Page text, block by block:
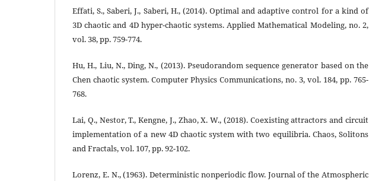
Effati, S., Saberi, J., Saberi, H., (2014). Optimal and adaptive control for a kind of
3D chaotic and 4D hyper-chaotic systems. Applied Mathematical Modeling, no. 2,
vol. 38, pp. 759-774.
Hu, H., Liu, N., Ding, N., (2013). Pseudorandom sequence generator based on the
Chen chaotic system. Computer Physics Communications, no. 3, vol. 184, pp. 765-
768.
Lai, Q., Nestor, T., Kengne, J., Zhao, X. W., (2018). Coexisting attractors and circuit
implementation of a new 4D chaotic system with two equilibria. Chaos, Solitons
and Fractals, vol. 107, pp. 92-102.
Lorenz, E. N., (1963). Deterministic nonperiodic flow. Journal of the Atmospheric